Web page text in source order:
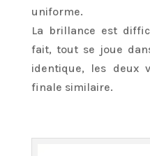
uniforme.
La brillance est
fait, tout se joue
identique, les deux
finale similaire.